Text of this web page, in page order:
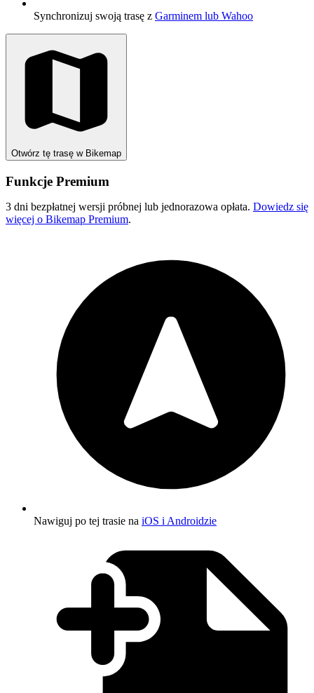
Synchronizuj swoją trasę z Garminem lub Wahoo
Otwórz tę trasę w Bikemap
Funkcje Premium
3 dni bezpłatnej wersji próbnej lub jednorazowa opłata. Dowiedz się
więcej o Bikemap Premium.
Nawiguj po tej trasie na iOS i Androidzie